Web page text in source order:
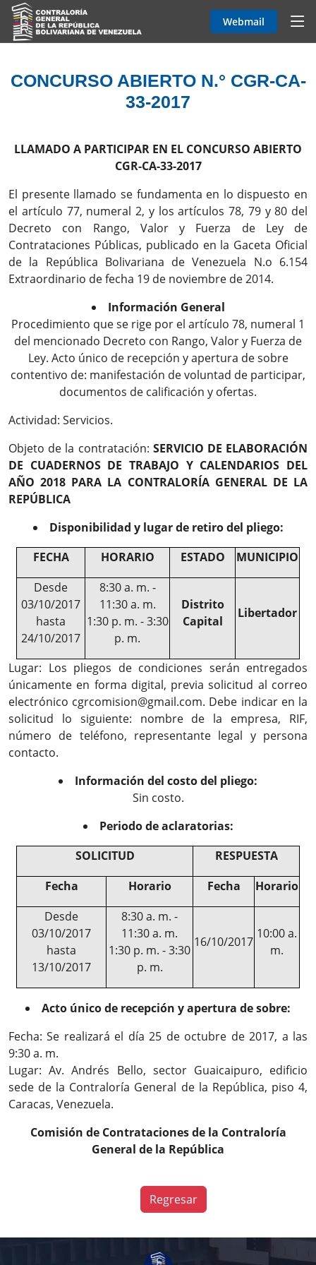
Webmail
CONCURSO ABIERTO N.° CGR-CA-
33-2017
LLAMADO A PARTICIPAR EN EL CONCURSO ABIERTO
CGR-CA-33-2017
El presente llamado se fundamenta en lo dispuesto en
el artículo 77, numeral 2, y los artículos 78, 79 y 80 del
Decreto con Rango, Valor y Fuerza de Ley de
Contrataciones Públicas, publicado en la Gaceta Oficial
de la República Bolivariana de Venezuela N.o 6.154
Extraordinario de fecha 19 de noviembre de 2014.
Información General
Procedimiento que se rige por el artículo 78, numeral 1
del mencionado Decreto con Rango, Valor y Fuerza de
Ley. Acto único de recepción y apertura de sobre
contentivo de: manifestación de voluntad de participar,
documentos de calificación y ofertas.
Actividad: Servicios.
Objeto de la contratación: SERVICIO DE ELABORACIÓN
DE CUADERNOS DE TRABAJO Y CALENDARIOS DEL
AÑO 2018 PARA LA CONTRALORÍA GENERAL DE LA
REPÚBLICA
Disponibilidad y lugar de retiro del pliego:
FECHA
HORARIO ESTADO
MUNICIPIO
Desde
03/10/2017
hasta
24/10/2017
8:30 a. m. -
11:30 a. m.
1:30 p. m. - 3:30
p. m.
Distrito
Capital
Libertador
Lugar: Los pliegos de condiciones serán entregados
únicamente en forma digital, previa solicitud al correo
electrónico cgrcomision@gmail.com. Debe indicar en la
solicitud lo siguiente: nombre de la empresa, RIF,
número de teléfono, representante legal y persona
contacto.
Información del costo del pliego:
Sin costo.
Periodo de aclaratorias:
SOLICITUD
RESPUESTA
Fecha
Horario Fecha
Horario
Desde
03/10/2017
hasta
13/10/2017
8:30 a. m. -
11:30 a. m.
1:30 p. m. - 3:30
p. m.
16/10/2017
10:00 a.
m.
Acto único de recepción y apertura de sobre:
Fecha: Se realizará el día 25 de octubre de 2017, a las
9:30 a. m.
Lugar: Av. Andrés Bello, sector Guaicaipuro, edificio
sede de la Contraloría General de la República, piso 4,
Caracas, Venezuela.
Comisión de Contrataciones de la Contraloría
General de la República
Regresar